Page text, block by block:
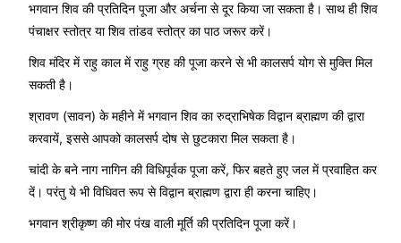
भगवान शिव की प्रतिदिन पूजा और अर्चना से दूर किया जा सकता है। साथ ही शिव
पंचाक्षर स्तोत्र या शिव तांडव स्तोत्र का पाठ जरूर करें।
शिव मंदिर में राहु काल में राहु ग्रह की पूजा करने से भी कालसर्प योग से मुक्ति मिल
सकती है।
श्रावण (सावन) के महीने में भगवान शिव का रुद्राभिषेक विद्वान ब्राह्मण की द्वारा
करवायें, इससे आपको कालसर्प दोष से छुटकारा मिल सकता है।
चांदी के बने नाग नागिन की विधिपूर्वक पूजा करें, फिर बहते हुए जल में प्रवाहित कर
दें। परंतु ये भी विधिवत रूप से विद्वान ब्राह्मण द्वारा ही करना चाहिए।
भगवान श्रीकृष्ण की मोर पंख वाली मूर्ति की प्रतिदिन पूजा करें।